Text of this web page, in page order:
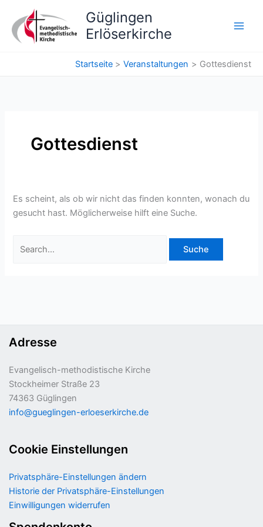
Inhalt
springen
Güglingen
Erlöserkirche
Startseite Veranstaltungen Gottesdienst
Gottesdienst
Es scheint, als ob wir nicht das finden konnten, wonach du
gesucht hast. Möglicherweise hilft eine Suche.
nach:
Adresse
Evangelisch-methodistische Kirche
Stockheimer Straße 23
74363 Güglingen
info@gueglingen-erloeserkirche.de
Cookie Einstellungen
Privatsphäre-Einstellungen ändern
Historie der Privatsphäre-Einstellungen
Einwilligungen widerrufen